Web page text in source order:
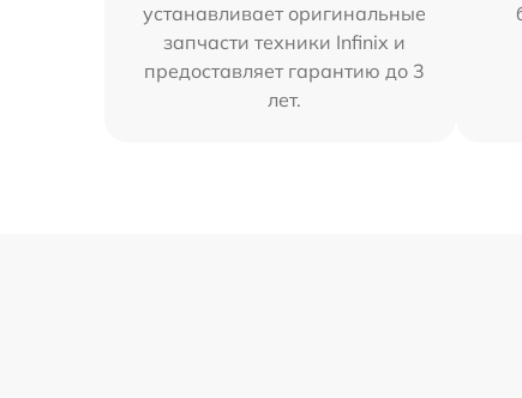
устанавливает оригинальные
запчасти техники Infinix и
предоставляет гарантию до 3
лет.